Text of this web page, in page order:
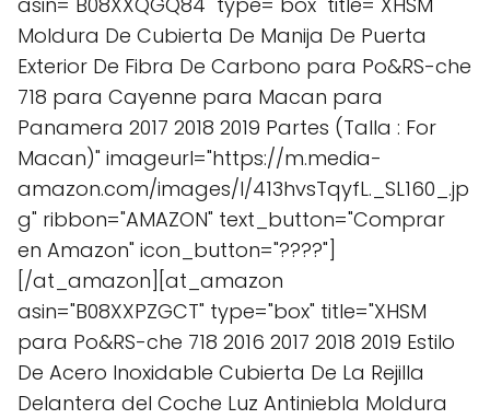
Moldura De Cubierta De Manija De Puerta
Exterior De Fibra De Carbono para Po&RS-che
718 para Cayenne para Macan para
Panamera 2017 2018 2019 Partes (Talla : For
Macan)" imageurl="https://m.media-
amazon.com/images/I/413hvsTqyfL._SL160_.jp
g" ribbon="AMAZON" text_button="Comprar
en Amazon" icon_button="????"]
[/at_amazon][at_amazon
asin="B08XXPZGCT" type="box" title="XHSM
para Po&RS-che 718 2016 2017 2018 2019 Estilo
De Acero Inoxidable Cubierta De La Rejilla
Delantera del Coche Luz Antiniebla Moldura